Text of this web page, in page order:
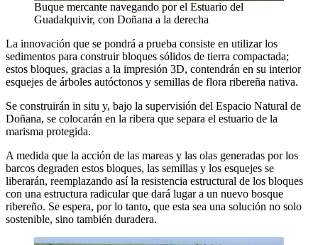
Buque mercante navegando por el Estuario del
Guadalquivir, con Doñana a la derecha
La innovación que se pondrá a prueba consiste en utilizar los
sedimentos para construir bloques sólidos de tierra compactada;
estos bloques, gracias a la impresión 3D, contendrán en su interior
esquejes de árboles autóctonos y semillas de flora ribereña nativa.
Se construirán in situ y, bajo la supervisión del Espacio Natural de
Doñana, se colocarán en la ribera que separa el estuario de la
marisma protegida.
A medida que la acción de las mareas y las olas generadas por los
barcos degraden estos bloques, las semillas y los esquejes se
liberarán, reemplazando así la resistencia estructural de los bloques
con una estructura radicular que dará lugar a un nuevo bosque
ribereño. Se espera, por lo tanto, que esta sea una solución no solo
sostenible, sino también duradera.